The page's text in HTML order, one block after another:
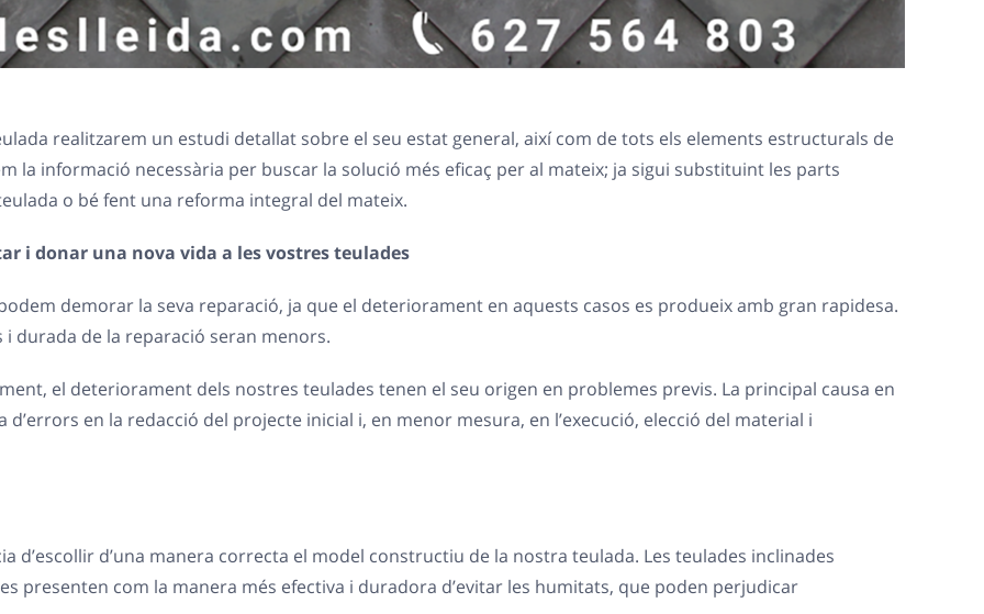
realitzarem un estudi detallat sobre el seu estat general, així com de tots els elements estructurals de
la informació necessària per buscar la solució més eficaç per al mateix; ja sigui substituint les parts
o bé fent una reforma integral del mateix.
i donar una nova vida a les vostres teulades
demorar la seva reparació, ja que el deteriorament en aquests casos es produeix amb gran rapidesa.
durada de la reparació seran menors.
el deteriorament dels nostres teulades tenen el seu origen en problemes previs. La principal causa en
en la redacció del projecte inicial i, en menor mesura, en l’execució, elecció del material i
d’escollir d’una manera correcta el model constructiu de la nostra teulada. Les teulades inclinades
presenten com la manera més efectiva i duradora d’evitar les humitats, que poden perjudicar